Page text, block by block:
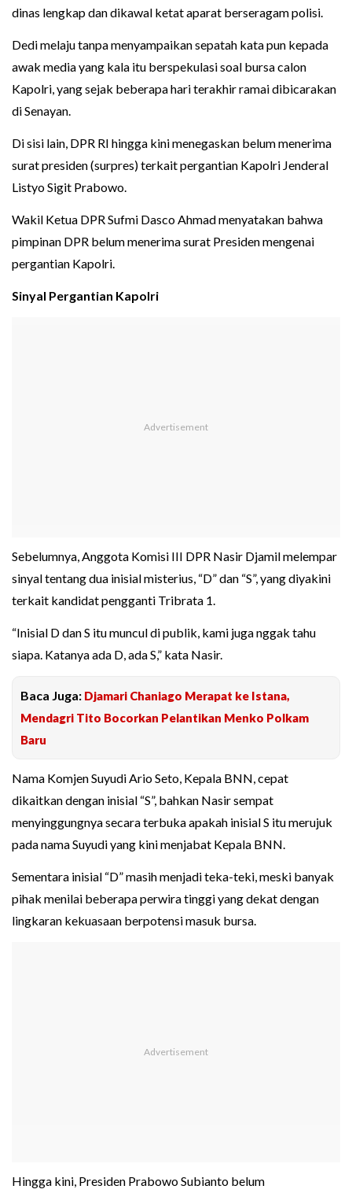
dinas lengkap dan dikawal ketat aparat berseragam polisi.
Dedi melaju tanpa menyampaikan sepatah kata pun kepada
awak media yang kala itu berspekulasi soal bursa calon
Kapolri, yang sejak beberapa hari terakhir ramai dibicarakan
di Senayan.
Di sisi lain, DPR RI hingga kini menegaskan belum menerima
surat presiden (surpres) terkait pergantian Kapolri Jenderal
Listyo Sigit Prabowo.
Wakil Ketua DPR Sufmi Dasco Ahmad menyatakan bahwa
pimpinan DPR belum menerima surat Presiden mengenai
pergantian Kapolri.
Sinyal Pergantian Kapolri
Sebelumnya, Anggota Komisi III DPR Nasir Djamil melempar
sinyal tentang dua inisial misterius, “D” dan “S”, yang diyakini
terkait kandidat pengganti Tribrata 1.
“Inisial D dan S itu muncul di publik, kami juga nggak tahu
siapa. Katanya ada D, ada S,” kata Nasir.
Baca Juga: Djamari Chaniago Merapat ke Istana,
Mendagri Tito Bocorkan Pelantikan Menko Polkam
Baru
Nama Komjen Suyudi Ario Seto, Kepala BNN, cepat
dikaitkan dengan inisial “S”, bahkan Nasir sempat
menyinggungnya secara terbuka apakah inisial S itu merujuk
pada nama Suyudi yang kini menjabat Kepala BNN.
Sementara inisial “D” masih menjadi teka-teki, meski banyak
pihak menilai beberapa perwira tinggi yang dekat dengan
lingkaran kekuasaan berpotensi masuk bursa.
Hingga kini, Presiden Prabowo Subianto belum